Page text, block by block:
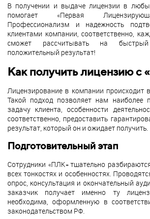
В получении и выдаче лицензии в
помогает «Первая
Профессионализм и надежность
клиентами компании, соответственно,
сможет рассчитывать на
положительный результат!
Как получить лицензию с
Лицензирование в компании происходит
Такой подход позволяет нам наиболее
задачу клиента, особенности
соответственно, предоставить
результат, который он и ожидает получить.
Подготовительный этап
Сотрудники «ПЛК» тщательно
всех тонкостях и особенностях.
опрос, консультация и окончательный
заказчик получает именно ту
необходима, оформленную в
законодательством РФ.